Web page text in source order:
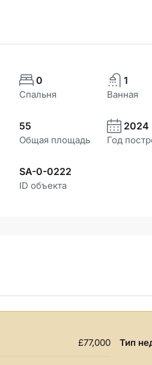
0
Спальня
1
Ванная
55
Общая площадь
2024
Год
SA-0-0222
ID объекта
£77,000 Тип